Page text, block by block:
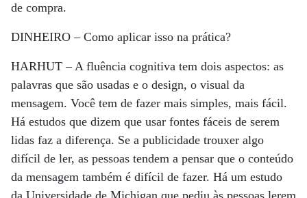
de compra.
DINHEIRO –Como aplicar isso na prática?
HARHUT –A fluência cognitiva tem dois aspectos: as
palavras que são usadas e o design, o visual da
mensagem. Você tem de fazer mais simples, mais fácil.
Há estudos que dizem que usar fontes fáceis de serem
lidas faz a diferença. Se a publicidade trouxer algo
difícil de ler, as pessoas tendem a pensar que o conteúdo
da mensagem também é difícil de fazer. Há um estudo
da Universidade de Michigan que pediu às pessoas lerem